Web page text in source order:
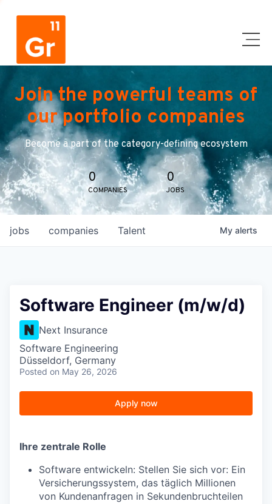
Join the powerful teams of
our portfolio companies
Become a part of the category-defining ecosystem
0
COMPANIES
0
JOBS
jobs companies Talent My alerts
Software Engineer (m/w/d)
Next Insurance
Software Engineering
Düsseldorf, Germany
Posted on May 26, 2026
Apply now
Ihre zentrale Rolle
Software entwickeln: Stellen Sie sich vor: Ein
Versicherungssystem, das täglich Millionen
von Kundenanfragen in Sekundenbruchteilen